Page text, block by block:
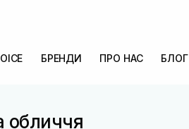
БРЕНДИ ПРО НАС БЛОГ
обличчя